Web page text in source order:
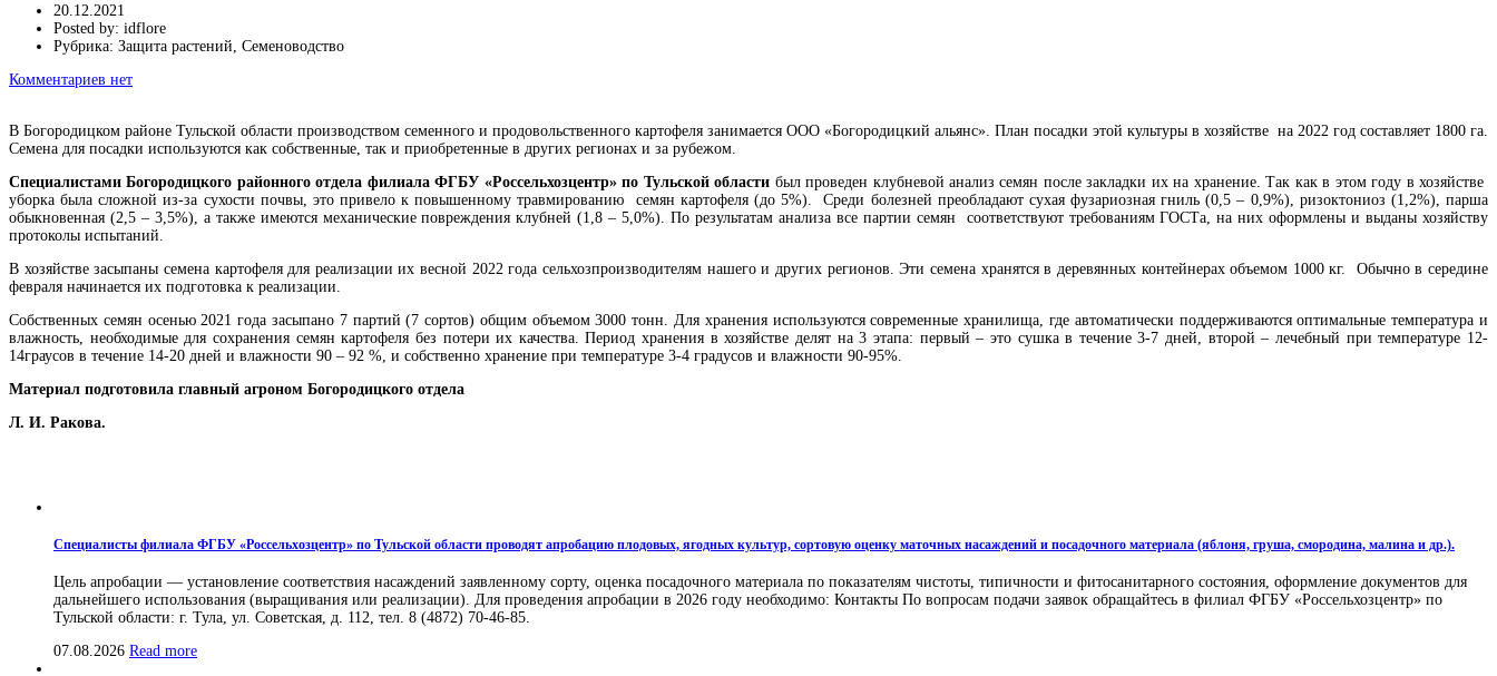
20.12.2021
Posted by: idflore
Рубрика: Защита растений, Семеноводство
Комментариев нет
В Богородицком районе Тульской области производством семенного и продовольственного картофеля занимается ООО «Богородицкий альянс». План посадки этой культуры в хозяйстве на 2022 год составляет 1800 га.
Семена для посадки используются как собственные, так и приобретенные в других регионах и за рубежом.
Специалистами Богородицкого районного отдела филиала ФГБУ «Россельхозцентр» по Тульской области был проведен клубневой анализ семян после закладки их на хранение. Так как в этом году в хозяйстве
уборка была сложной из-за сухости почвы, это привело к повышенному травмированию семян картофеля (до 5%). Среди болезней преобладают сухая фузариозная гниль (0,5 – 0,9%), ризоктониоз (1,2%), парша
обыкновенная (2,5 – 3,5%), а также имеются механические повреждения клубней (1,8 – 5,0%). По результатам анализа все партии семян соответствуют требованиям ГОСТа, на них оформлены и выданы хозяйству
протоколы испытаний.
В хозяйстве засыпаны семена картофеля для реализации их весной 2022 года сельхозпроизводителям нашего и других регионов. Эти семена хранятся в деревянных контейнерах объемом 1000 кг. Обычно в середине
февраля начинается их подготовка к реализации.
Собственных семян осенью 2021 года засыпано 7 партий (7 сортов) общим объемом 3000 тонн. Для хранения используются современные хранилища, где автоматически поддерживаются оптимальные температура и
влажность, необходимые для сохранения семян картофеля без потери их качества. Период хранения в хозяйстве делят на 3 этапа: первый – это сушка в течение 3-7 дней, второй – лечебный при температуре 12-
14граусов в течение 14-20 дней и влажности 90 – 92 %, и собственно хранение при температуре 3-4 градусов и влажности 90-95%.
Материал подготовила главный агроном Богородицкого отдела
Л. И. Ракова.
Специалисты филиала ФГБУ «Россельхозцентр» по Тульской области проводят апробацию плодовых, ягодных культур, сортовую оценку маточных насаждений и посадочного материала (яблоня, груша, смородина, малина и др.).
Цель апробации — установление соответствия насаждений заявленному сорту, оценка посадочного материала по показателям чистоты, типичности и фитосанитарного состояния, оформление документов для
дальнейшего использования (выращивания или реализации). Для проведения апробации в 2026 году необходимо: Контакты По вопросам подачи заявок обращайтесь в филиал ФГБУ «Россельхозцентр» по
Тульской области: г. Тула, ул. Советская, д. 112, тел. 8 (4872) 70-46-85.
07.08.2026 Read more